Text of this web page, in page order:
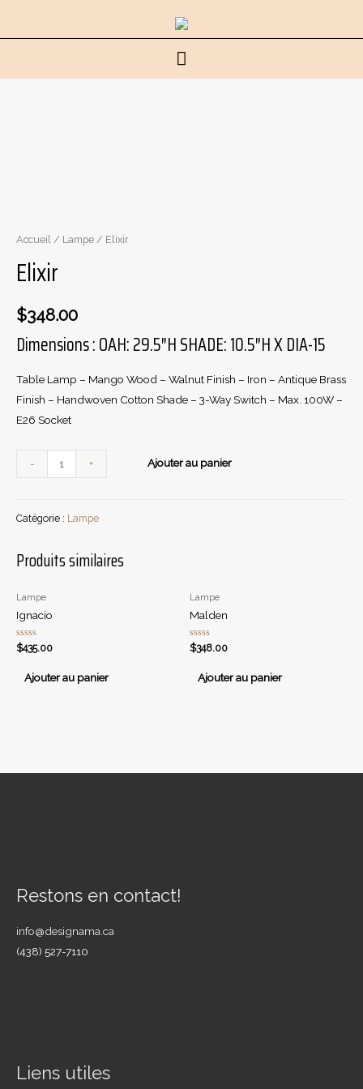
Menu
Accueil / Lampe / Elixir
Elixir
$348.00
Dimensions : OAH: 29.5″H SHADE: 10.5″H X DIA-15
Table Lamp – Mango Wood – Walnut Finish – Iron – Antique Brass
Finish – Handwoven Cotton Shade – 3-Way Switch – Max. 100W –
E26 Socket
- + Ajouter au panier
Catégorie : Lampe
Produits similaires
Lampe
Ignacio
Note
0
$435.00
Ajouter au panier
Lampe
Malden
Note
0
$348.00
Ajouter au panier
Restons en contact!
info@designama.ca
(438) 527-7110
Liens utiles